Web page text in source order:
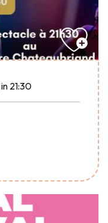
in 21:30